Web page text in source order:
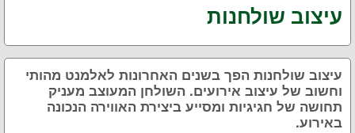
עיצוב שולחנות
עיצוב שולחנות הפך בשנים האחרונות לאלמנט מהותי
וחשוב של עיצוב אירועים. השולחן המעוצב מעניק
תחושה של חגיגיות ומסייע ביצירת האווירה הנכונה
באירוע.